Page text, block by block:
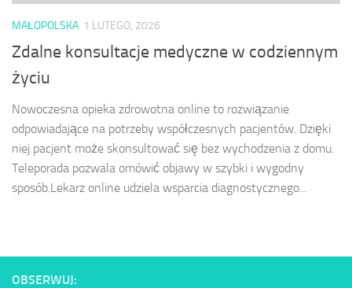
MAŁOPOLSKA 1 LUTEGO, 2026
Zdalne konsultacje medyczne w codziennym
życiu
Nowoczesna opieka zdrowotna online to rozwiązanie
odpowiadające na potrzeby współczesnych pacjentów. Dzięki
niej pacjent może skonsultować się bez wychodzenia z domu.
Teleporada pozwala omówić objawy w szybki i wygodny
sposób.Lekarz online udziela wsparcia diagnostycznego...
OBSERWUJ: